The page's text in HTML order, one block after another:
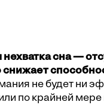
сна —
не будет ни
или по крайней